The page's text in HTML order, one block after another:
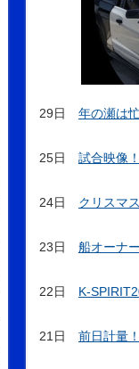
29日 年の瀬は
25日 試合映像！
24日 クリスマ
23日 船オーナ
22日 K-
21日 前日計量！